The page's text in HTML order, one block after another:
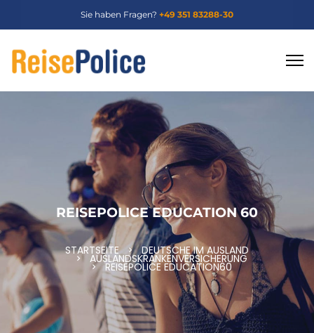
Sie haben Fragen? +49 351 83288-30
REISEPOLICE EDUCATION 60
STARTSEITE DEUTSCHE IM AUSLAND
AUSLANDSKRANKENVERSICHERUNG
REISEPOLICE EDUCATION60